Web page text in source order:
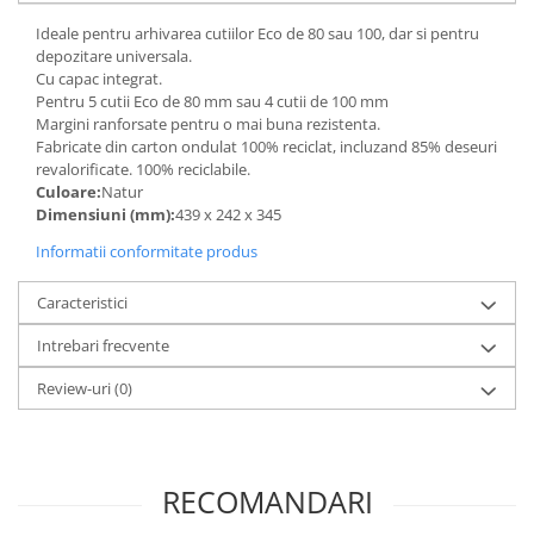
geamuri, mobila
Articole pentru birou, suprafete,
pardoseli
Intretinere si odorizante masina
Saci de gunoi
Accesorii pentru curatenie
Tipografie si stampile
Formulare tipizate
Caiete si blocnotesuri
personalizate
Stampile, tusiere si tus
Protectia muncii si Imbracaminte
Ideale pentru arhivarea cutiilor Eco de 80 sau 100, dar si pentru
depozitare universala.
Cu capac integrat.
Pentru 5 cutii Eco de 80 mm sau 4 cutii de 100 mm
Margini ranforsate pentru o mai buna rezistenta.
Fabricate din carton ondulat 100% reciclat, incluzand 85% deseuri
revalorificate. 100% reciclabile.
Culoare:Natur
Dimensiuni (mm):439 x 242 x 345
Informatii conformitate produs
Caracteristici
Intrebari frecvente
Review-uri(0)
RECOMANDARI